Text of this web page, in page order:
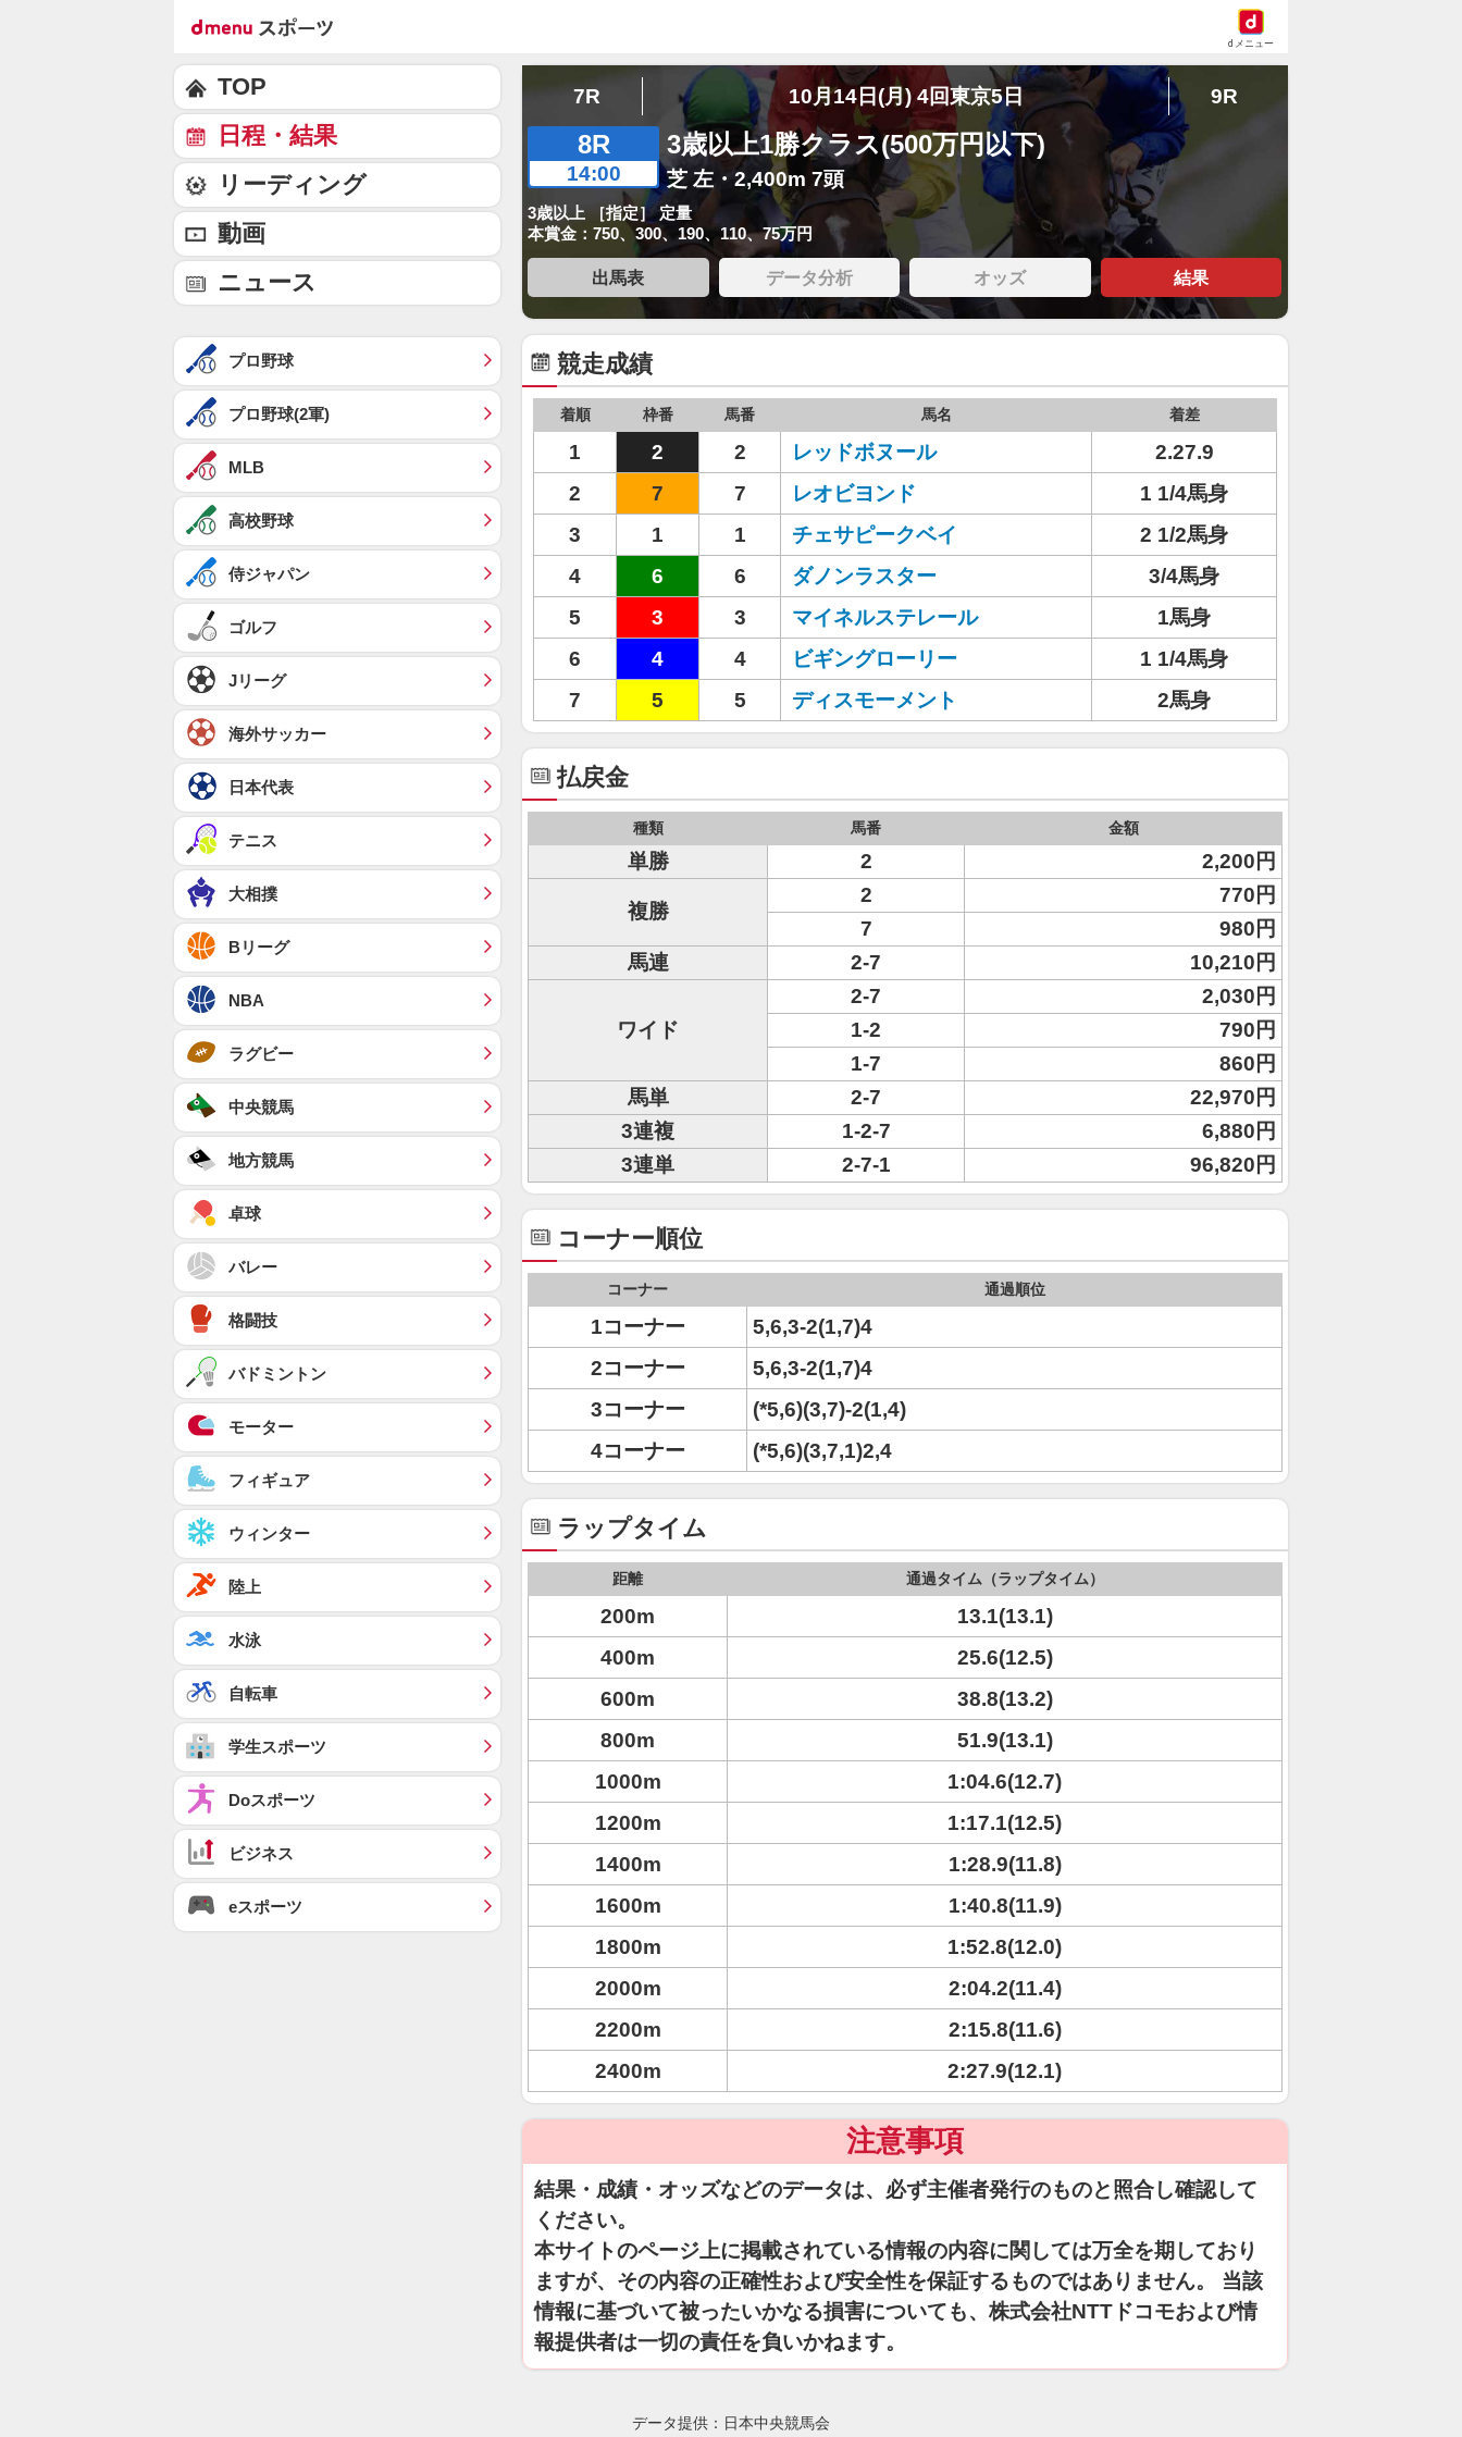
dメニュー
7R 10月14日(月) 4回東京5日 9R
8R
14:00
3歳以上1勝クラス(500万円以下)
芝 左・2,400m 7頭
3歳以上 ［指定］ 定量
本賞金：750、300、190、110、75万円
出馬表 データ分析 オッズ 結果
競走成績
着順 枠番 馬番 馬名 着差
1 2 2 レッドボヌール
2.27.9
2
7 7 レオビヨンド
1 1/4馬身
3
1 1 チェサピークベイ
2 1/2馬身
4
6 6 ダノンラスター
3/4馬身
5
3 3 マイネルステレール
1馬身
6
4 4 ビギングローリー
1 1/4馬身
7
5 5 ディスモーメント 2馬身
払戻金
種類 馬番 金額
単勝 2 2,200円
複勝
2
770円
7
980円
馬連
2-7 10,210円
ワイド
2-7
2,030円
1-2
790円
1-7
860円
馬単
2-7
22,970円
3連複
1-2-7
6,880円
3連単
2-7-1 96,820円
コーナー順位
コーナー 通過順位
1コーナー
5,6,3-2(1,7)4
2コーナー
5,6,3-2(1,7)4
3コーナー
(*5,6)(3,7)-2(1,4)
4コーナー
(*5,6)(3,7,1)2,4
ラップタイム
距離 通過タイム（ラップタイム）
200m
13.1(13.1)
400m
25.6(12.5)
600m
38.8(13.2)
800m
51.9(13.1)
1000m
1:04.6(12.7)
1200m
1:17.1(12.5)
1400m
1:28.9(11.8)
1600m
1:40.8(11.9)
1800m
1:52.8(12.0)
2000m
2:04.2(11.4)
2200m
2:15.8(11.6)
2400m
2:27.9(12.1)
注意事項
結果・成績・オッズなどのデータは、必ず主催者発行のものと照合し確認して
ください。
本サイトのページ上に掲載されている情報の内容に関しては万全を期しており
ますが、その内容の正確性および安全性を保証するものではありません。 当該
情報に基づいて被ったいかなる損害についても、株式会社NTTドコモおよび情
報提供者は一切の責任を負いかねます。
TOP
日程・結果
リーディング
動画
ニュース
プロ野球
プロ野球(2軍)
MLB
高校野球
侍ジャパン
ゴルフ
Jリーグ
海外サッカー
日本代表
テニス
大相撲
Bリーグ
NBA
ラグビー
中央競馬
地方競馬
卓球
バレー
格闘技
バドミントン
モーター
フィギュア
ウィンター
陸上
水泳
自転車
学生スポーツ
Doスポーツ
ビジネス
eスポーツ
データ提供：日本中央競馬会